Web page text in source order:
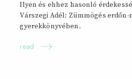
Ilyen és ehhez hasonló
Várszegi Adél: Zümmögés
gyerekkönyvében.
read